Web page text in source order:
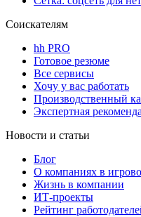
Соискателям
hh PRO
Готовое резюме
Все сервисы
Хочу у вас работать
Производственный
Экспертная
Новости и статьи
Блог
О компаниях в
Жизнь в компании
ИТ-проекты
Рейтинг